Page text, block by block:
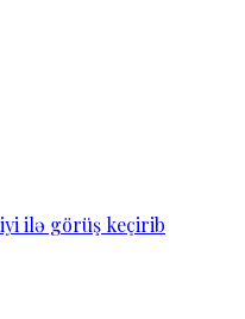
ilə görüş keçirib